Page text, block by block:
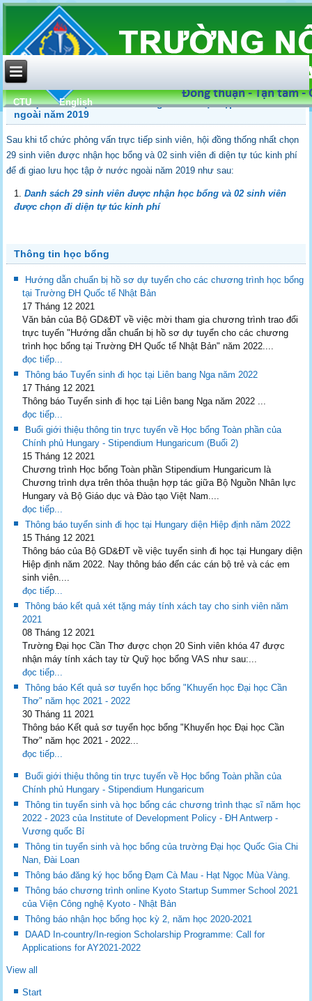
CTU English
Kết quả xét chọn sinh viên đi giao lưu học tập ở nước
ngoài năm 2019
Sau khi tổ chức phỏng vấn trực tiếp sinh viên, hội đồng thống nhất chọn
29 sinh viên được nhận học bổng và 02 sinh viên đi diện tự túc kinh phí
để đi giao lưu học tập ở nước ngoài năm 2019 như sau:
Danh sách 29 sinh viên được nhận học bổng và02 sinh viên
được chọn đi diện tự túc kinh phí
Thông tin học bổng
Hướng dẫn chuẩn bị hồ sơ dự tuyển cho các chương trình học bổng
tại Trường ĐH Quốc tế Nhật Bản
17 Tháng 12 2021
Văn bản của Bộ GD&ĐT về việc mời tham gia chương trình trao đổi
trực tuyến "Hướng dẫn chuẩn bị hồ sơ dự tuyển cho các chương
trình học bổng tại Trường ĐH Quốc tế Nhật Bản" năm 2022....
đọc tiếp...
Thông báo Tuyển sinh đi học tại Liên bang Nga năm 2022
17 Tháng 12 2021
Thông báo Tuyển sinh đi học tại Liên bang Nga năm 2022 ...
đọc tiếp...
Buổi giới thiệu thông tin trực tuyến về Học bổng Toàn phần của
Chính phủ Hungary - Stipendium Hungaricum (Buổi 2)
15 Tháng 12 2021
Chương trình Học bổng Toàn phần Stipendium Hungaricum là
Chương trình dựa trên thỏa thuận hợp tác giữa Bộ Nguồn Nhân lực
Hungary và Bộ Giáo dục và Đào tạo Việt Nam....
đọc tiếp...
Thông báo tuyển sinh đi học tại Hungary diện Hiệp định năm 2022
15 Tháng 12 2021
Thông báo của Bộ GD&ĐT về việc tuyển sinh đi học tại Hungary diện
Hiệp định năm 2022. Nay thông báo đến các cán bộ trẻ và các em
sinh viên....
đọc tiếp...
Thông báo kết quả xét tặng máy tính xách tay cho sinh viên năm
2021
08 Tháng 12 2021
Trường Đại học Cần Thơ được chọn 20 Sinh viên khóa 47 được
nhận máy tính xách tay từ Quỹ học bổng VAS như sau:...
đọc tiếp...
Thông báo Kết quả sơ tuyển học bổng "Khuyến học Đại học Cần
Thơ" năm học 2021 - 2022
30 Tháng 11 2021
Thông báo Kết quả sơ tuyển học bổng "Khuyến học Đại học Cần
Thơ" năm học 2021 - 2022...
đọc tiếp...
Buổi giới thiệu thông tin trực tuyến về Học bổng Toàn phần của
Chính phủ Hungary - Stipendium Hungaricum
Thông tin tuyển sinh và học bổng các chương trình thạc sĩ năm học
2022 - 2023 của Institute of Development Policy - ĐH Antwerp -
Vương quốc Bỉ
Thông tin tuyển sinh và học bổng của trường Đại học Quốc Gia Chi
Nan, Đài Loan
Thông báo đăng ký học bổng Đạm Cà Mau - Hạt Ngọc Mùa Vàng.
Thông báo chương trình online Kyoto Startup Summer School 2021
của Viện Công nghệ Kyoto - Nhật Bản
Thông báo nhận học bổng học kỳ 2, năm học 2020-2021
DAAD In-country/In-region Scholarship Programme: Call for
Applications for AY2021-2022
View all
Start